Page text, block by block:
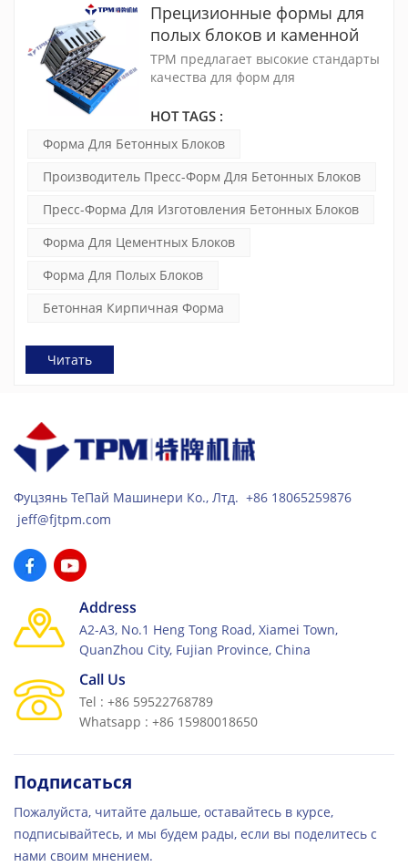
Прецизионные формы для
полых блоков и каменной
кладки для формования
бетонных изделий
TPM предлагает высокие стандарты
качества для форм для
применяем термическую обработку
длительный срок службы форм.
внимание выбору материалов,
например, для подвесной пластины
Швеции или износостойкую
HOT TAGS :
Форма Для Бетонных Блоков
Производитель Пресс-Форм Для Бетонных Блоков
Пресс-Форма Для Изготовления Бетонных Блоков
Форма Для Цементных Блоков
Форма Для Полых Блоков
Бетонная Кирпичная Форма
Читать
Фуцзянь ТеПай Машинери Ко., Лтд. +86 18065259876
jeff@fjtpm.com
Address
A2-A3, No.1 Heng Tong Road, Xiamei Town,
QuanZhou City, Fujian Province, China
Call Us
Tel : +86 59522768789
Whatsapp : +86 15980018650
Подписаться
Пожалуйста, читайте дальше, оставайтесь в курсе,
подписывайтесь, и мы будем рады, если вы поделитесь с
нами своим мнением.